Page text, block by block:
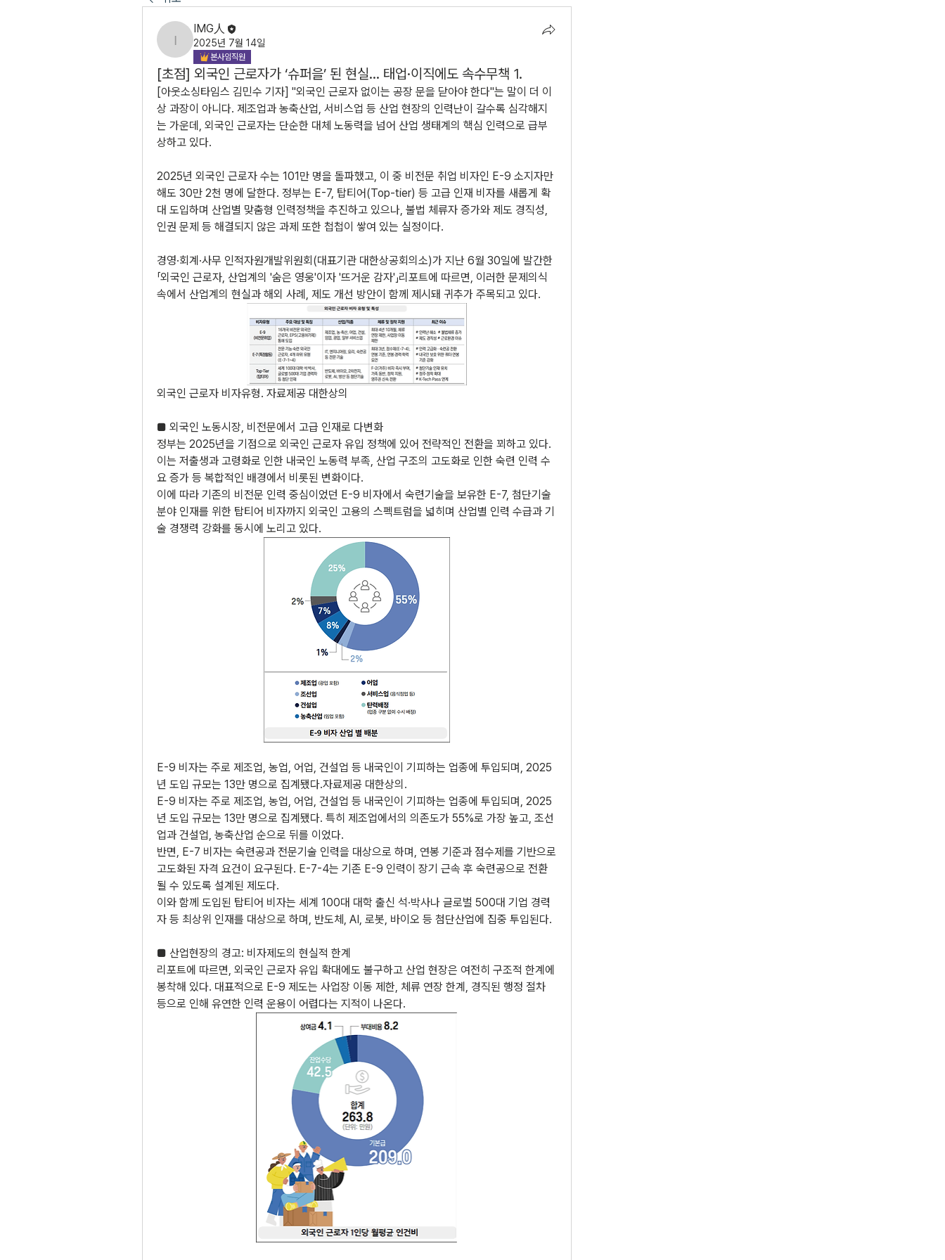
IMG人
IMG人
2025년 7월 14일
본사임직원
[초점] 외국인 근로자가 ‘슈퍼을’ 된 현실… 태업·이직에도 속수무책 1.
[아웃소싱타임스 김민수 기자] "외국인 근로자 없이는 공장 문을 닫아야 한다"는 말이 더 이
상 과장이 아니다. 제조업과 농축산업, 서비스업 등 산업 현장의 인력난이 갈수록 심각해지
는 가운데, 외국인 근로자는 단순한 대체 노동력을 넘어 산업 생태계의 핵심 인력으로 급부
상하고 있다.
2025년 외국인 근로자 수는 101만 명을 돌파했고, 이 중 비전문 취업 비자인 E-9 소지자만
해도 30만 2천 명에 달한다. 정부는 E-7, 탑티어(Top-tier) 등 고급 인재 비자를 새롭게 확
대 도입하며 산업별 맞춤형 인력정책을 추진하고 있으나, 불법 체류자 증가와 제도 경직성,
인권 문제 등 해결되지 않은 과제 또한 첩첩이 쌓여 있는 실정이다.
경영·회계·사무 인적자원개발위원회(대표기관 대한상공회의소)가 지난 6월 30일에 발간한
「외국인 근로자, 산업계의 '숨은 영웅'이자 '뜨거운 감자'」리포트에 따르면, 이러한 문제의식
속에서 산업계의 현실과 해외 사례, 제도 개선 방안이 함께 제시돼 귀추가 주목되고 있다.
외국인 근로자 비자유형. 자료제공 대한상의
■ 외국인 노동시장, 비전문에서 고급 인재로 다변화
정부는 2025년을 기점으로 외국인 근로자 유입 정책에 있어 전략적인 전환을 꾀하고 있다.
이는 저출생과 고령화로 인한 내국인 노동력 부족, 산업 구조의 고도화로 인한 숙련 인력 수
요 증가 등 복합적인 배경에서 비롯된 변화이다.
이에 따라 기존의 비전문 인력 중심이었던 E-9 비자에서 숙련기술을 보유한 E-7, 첨단기술
분야 인재를 위한 탑티어 비자까지 외국인 고용의 스펙트럼을 넓히며 산업별 인력 수급과 기
술 경쟁력 강화를 동시에 노리고 있다.
E-9 비자는 주로 제조업, 농업, 어업, 건설업 등 내국인이 기피하는 업종에 투입되며, 2025
년 도입 규모는 13만 명으로 집계됐다.자료제공 대한상의.
E-9 비자는 주로 제조업, 농업, 어업, 건설업 등 내국인이 기피하는 업종에 투입되며, 2025
년 도입 규모는 13만 명으로 집계됐다. 특히 제조업에서의 의존도가 55%로 가장 높고, 조선
업과 건설업, 농축산업 순으로 뒤를 이었다.
반면, E-7 비자는 숙련공과 전문기술 인력을 대상으로 하며, 연봉 기준과 점수제를 기반으로
고도화된 자격 요건이 요구된다. E-7-4는 기존 E-9 인력이 장기 근속 후 숙련공으로 전환
될 수 있도록 설계된 제도다.
이와 함께 도입된 탑티어 비자는 세계 100대 대학 출신 석·박사나 글로벌 500대 기업 경력
자 등 최상위 인재를 대상으로 하며, 반도체, AI, 로봇, 바이오 등 첨단산업에 집중 투입된다.
■ 산업현장의 경고: 비자제도의 현실적 한계
리포트에 따르면, 외국인 근로자 유입 확대에도 불구하고 산업 현장은 여전히 구조적 한계에
봉착해 있다. 대표적으로 E-9 제도는 사업장 이동 제한, 체류 연장 한계, 경직된 행정 절차
등으로 인해 유연한 인력 운용이 어렵다는 지적이 나온다.